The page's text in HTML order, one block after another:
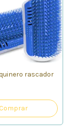
rascador
Comprar